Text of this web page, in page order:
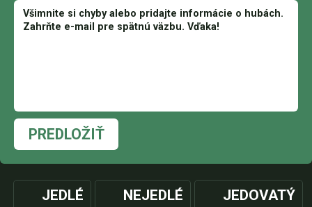
PREDLOŽIŤ
JEDLÉ NEJEDLÉ JEDOVATÝ